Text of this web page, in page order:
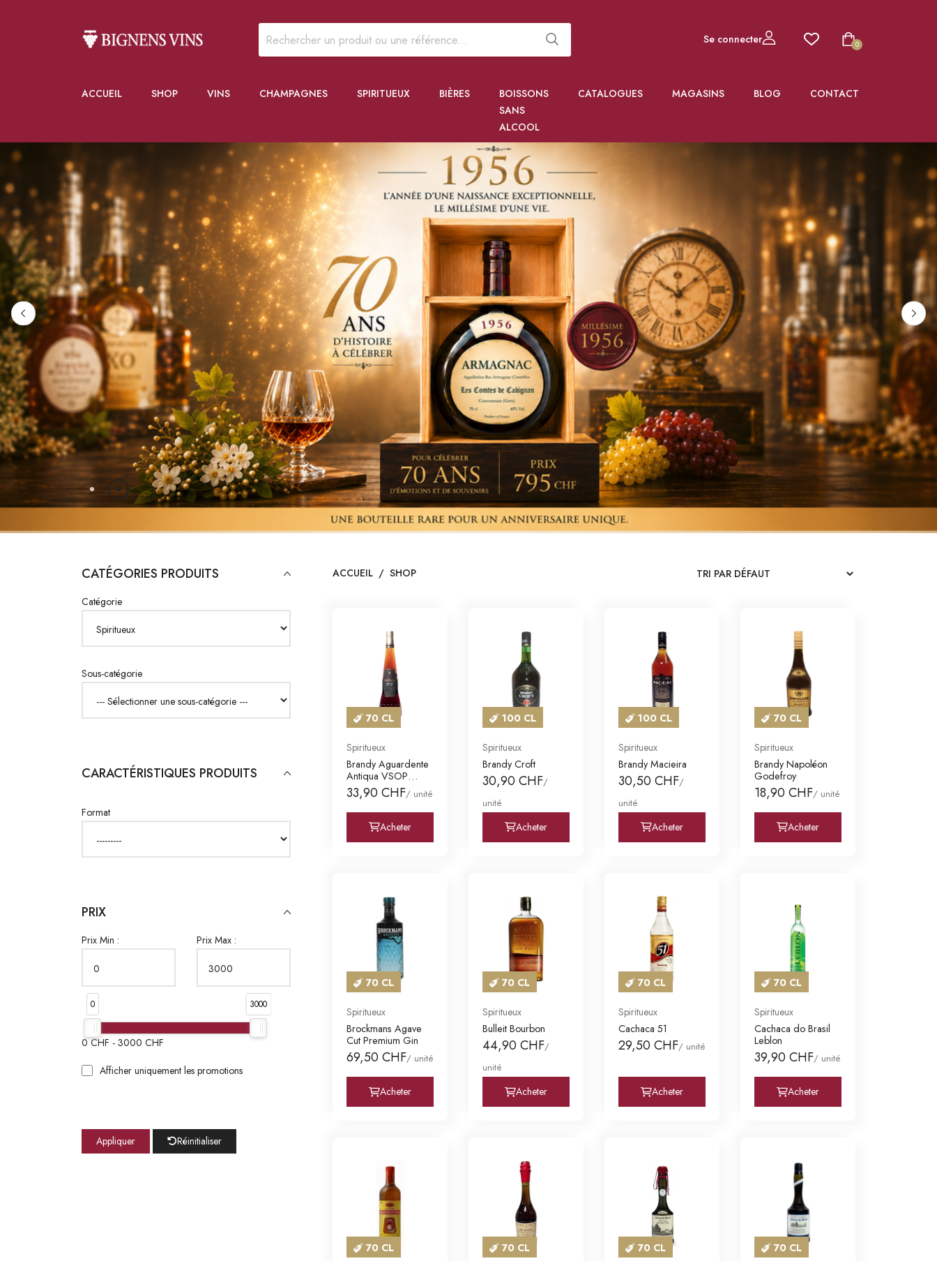
Se connecter 0
ACCUEIL SHOP VINS CHAMPAGNES SPIRITUEUX BIÈRES
BOISSONS
SANS
ALCOOL
CATALOGUES MAGASINS BLOG CONTACT
COMMANDEZ ICI
CATÉGORIES PRODUITS
Catégorie
Sous-catégorie
CARACTÉRISTIQUES PRODUITS
Format
PRIX
Prix Min : Prix Max :
0 3000
0CHF - 3000 CHF
Afficher uniquement les promotions
Appliquer Réinitialiser
ACCUEIL / SHOP
70 CL
Spiritueux
Brandy Aguardente
Antiqua VSOP
Aguard Vinica Velh
33,90 CHF/ unité
Acheter
100 CL
Spiritueux
Brandy Croft
30,90 CHF/
unité
Acheter
100 CL
Spiritueux
Brandy Macieira
30,50 CHF/
unité
Acheter
70 CL
Spiritueux
Brandy Napoléon
Godefroy
18,90 CHF/ unité
Acheter
70 CL
Spiritueux
Brockmans Agave
Cut Premium Gin
69,50 CHF/ unité
Acheter
70 CL
Spiritueux
Bulleit Bourbon
44,90 CHF/
unité
Acheter
70 CL
Spiritueux
Cachaca 51
29,50 CHF/ unité
Acheter
70 CL
Spiritueux
Cachaca do Brasil
Leblon
39,90 CHF/ unité
Acheter
70 CL 70 CL 70 CL 70 CL